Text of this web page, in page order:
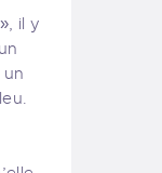
il y